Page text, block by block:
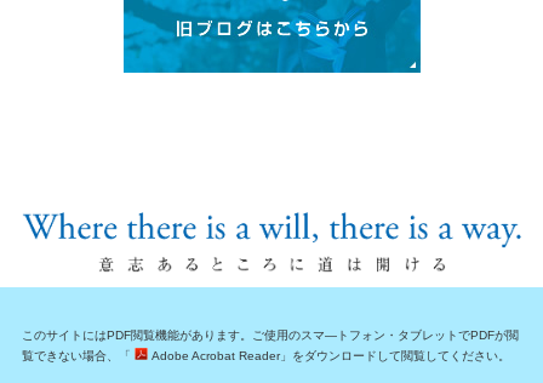
このサイトにはPDF閲覧機能があります。ご使用のスマ―トフォン・タブレットでPDFが閲
覧できない場合、「
Adobe Acrobat Reader」をダウンロードして閲覧してください。